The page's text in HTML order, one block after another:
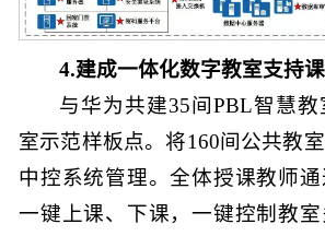
4.建成一体化数字教室支持
与华为共建35间PBL智慧
室示范样板点。将160间公共教室
中控系统管理。全体授课教师
一键上课、下课，一键控制教